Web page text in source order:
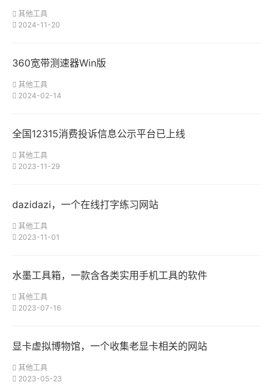
其他工具
2024-11-20
360宽带测速器Win版
其他工具
2024-02-14
全国12315消费投诉信息公示平台已上线
其他工具
2023-11-29
dazidazi，一个在线打字练习网站
其他工具
2023-11-01
水墨工具箱，一款含各类实用手机工具的软件
其他工具
2023-07-16
显卡虚拟博物馆，一个收集老显卡相关的网站
其他工具
2023-05-23